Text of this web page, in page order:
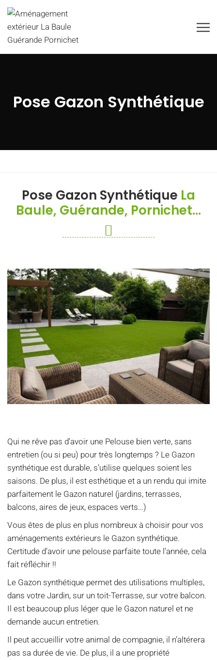
Pose Gazon Synthétique
Pose Gazon Synthétique La
Baule, Guérande, Pornichet...
Qui ne rêve pas d’avoir une Pelouse bien verte, sans
entretien (ou si peu) pour très longtemps ? Le Gazon
synthétique est durable, s’utilise quelques soient les
saisons. De plus, il est esthétique et a un rendu qui imite
parfaitement le Gazon naturel (jardins, terrasses,
balcons, aires de jeux, espaces verts…)
Vous êtes de plus en plus nombreux à choisir pour vos
aménagements extérieurs le Gazon synthétique.
Certitude d’avoir une pelouse parfaite toute l’année, cela
fait réfléchir !!
Le Gazon synthétique permet des utilisations multiples,
dans votre Jardin, sur un toit-Terrasse, sur votre balcon.
Il est beaucoup plus léger que le Gazon naturel et ne
demande aucun entretien.
Il peut accueillir votre animal de compagnie, il n’altérera
pas sa durée de vie. De plus, il a une propriété